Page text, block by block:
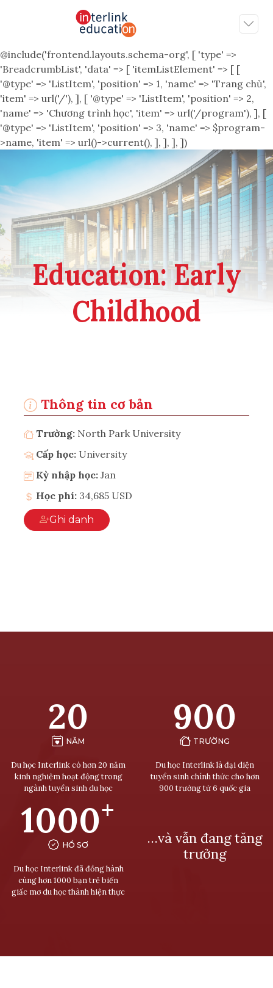
@include('frontend.layouts.schema-org', [ 'type' =>
'BreadcrumbList', 'data' => [ 'itemListElement' => [ [
'@type' => 'ListItem', 'position' => 1, 'name' => 'Trang chủ',
'item' => url('/'), ], [ '@type' => 'ListItem', 'position' => 2,
'name' => 'Chương trình học', 'item' => url('/program'), ], [
'@type' => 'ListItem', 'position' => 3, 'name' => $program-
>name, 'item' => url()->current(), ], ], ], ])
Education: Early
Childhood
Thông tin cơ bản
Trường: North Park University
Cấp học: University
Kỳ nhập học: Jan
Học phí: 34,685 USD
Ghi danh
20
NĂM
Du học Interlink có hơn 20 năm
kinh nghiệm hoạt động trong
ngành tuyển sinh du học
900
TRƯỜNG
Du học Interlink là đại diện
tuyển sinh chính thức cho hơn
900 trường từ 6 quốc gia
1000+
HỒ SƠ
Du học Interlink đã đồng hành
cùng hơn 1000 bạn trẻ biến
giấc mơ du học thành hiện thực
…và vẫn đang tăng
trưởng